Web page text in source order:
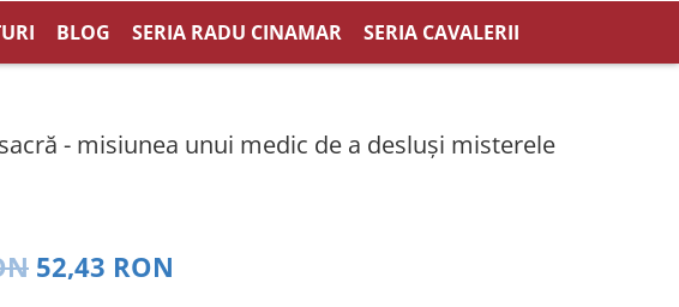
BLOG SERIA RADU CINAMAR SERIA CAVALERII
- misiunea unui medic de a desluşi misterele
52,43 RON